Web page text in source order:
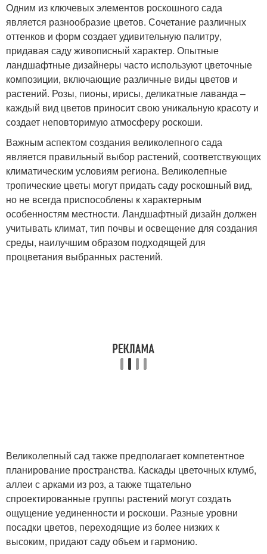
Одним из ключевых элементов роскошного сада
является разнообразие цветов. Сочетание различных
оттенков и форм создает удивительную палитру,
придавая саду живописный характер. Опытные
ландшафтные дизайнеры часто используют цветочные
композиции, включающие различные виды цветов и
растений. Розы, пионы, ирисы, деликатные лаванда –
каждый вид цветов приносит свою уникальную красоту и
создает неповторимую атмосферу роскоши.
Важным аспектом создания великолепного сада
является правильный выбор растений, соответствующих
климатическим условиям региона. Великолепные
тропические цветы могут придать саду роскошный вид,
но не всегда приспособлены к характерным
особенностям местности. Ландшафтный дизайн должен
учитывать климат, тип почвы и освещение для создания
среды, наилучшим образом подходящей для
процветания выбранных растений.
Великолепный сад также предполагает компетентное
планирование пространства. Каскады цветочных клумб,
аллеи с арками из роз, а также тщательно
спроектированные группы растений могут создать
ощущение уединенности и роскоши. Разные уровни
посадки цветов, переходящие из более низких к
высоким, придают саду объем и гармонию.